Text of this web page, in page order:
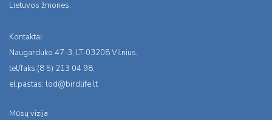
Lietuvos žmones.
Kontaktai:
Naugarduko 47-3, LT-03208 Vilnius,
tel/faks:(8 5) 213 04 98,
el.pastas: lod@birdlife.lt
Mūsų vizija